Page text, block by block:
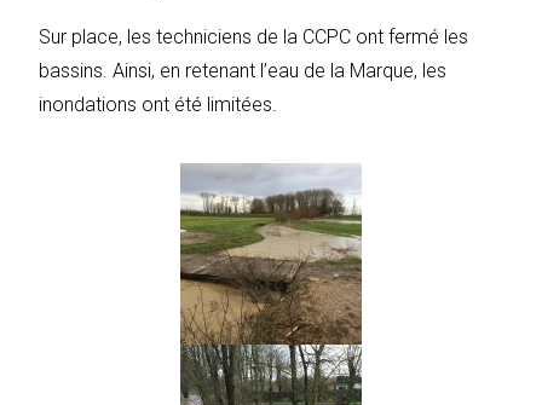
Sur place, les techniciens de la CCPC ont fermé les
bassins. Ainsi, en retenant l’eau de la Marque, les
inondations ont été limitées.